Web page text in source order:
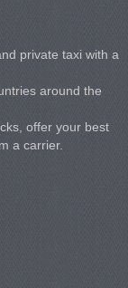
private taxi with a
around the
offer your best
a carrier.